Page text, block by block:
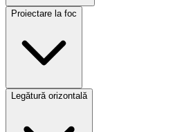
Proiectare la foc
Legătură orizontală